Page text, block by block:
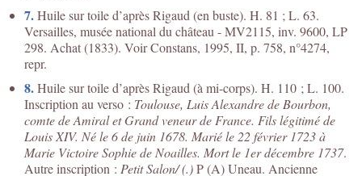
7.Huile sur toile d’après Rigaud (en buste). H. 81 ; L. 63.
Versailles, musée national du château - MV2115, inv. 9600, LP
298. Achat (1833). Voir Constans, 1995, II, p. 758, n°4274,
repr.
8.Huile sur toile d’après Rigaud (à mi-corps). H. 110 ; L. 100.
Inscription au verso : Toulouse, Luis Alexandre de Bourbon,
comte de Amiral et Grand veneur de France. Fils légitimé de
Louis XIV. Né le 6 de juin 1678. Marié le 22 février 1723 à
Marie Victoire Sophie de Noailles. Mort le 1er décembre 1737.
Autre inscription : Petit Salon/ (.)P (A) Uneau. Ancienne